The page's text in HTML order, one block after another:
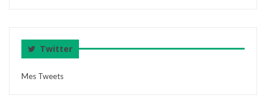
Twitter
Mes Tweets